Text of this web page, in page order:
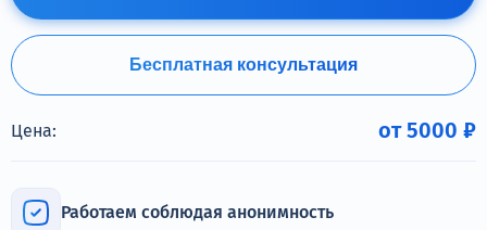
Терапия
+7 (905) 483-87-88
Бесплатная консультация
Цена: от 5000 ₽
Работаем соблюдая анонимность